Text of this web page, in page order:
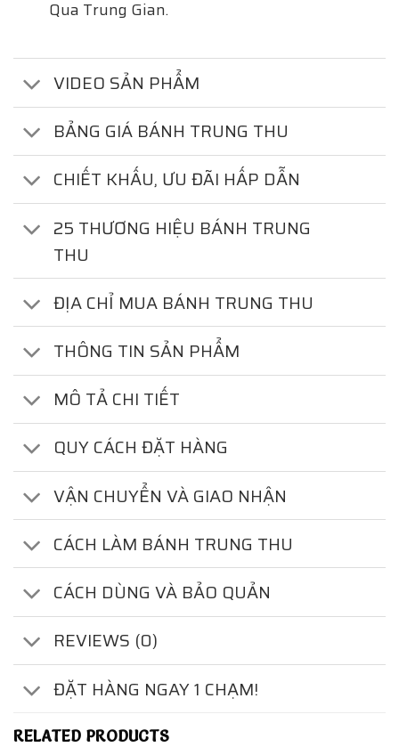
Qua Trung Gian.
VIDEO SẢN PHẨM
BẢNG GIÁ BÁNH TRUNG THU
CHIẾT KHẤU, ƯU ĐÃI HẤP DẪN
25 THƯƠNG HIỆU BÁNH TRUNG
THU
ĐỊA CHỈ MUA BÁNH TRUNG THU
THÔNG TIN SẢN PHẨM
MÔ TẢ CHI TIẾT
QUY CÁCH ĐẶT HÀNG
VẬN CHUYỂN VÀ GIAO NHẬN
CÁCH LÀM BÁNH TRUNG THU
CÁCH DÙNG VÀ BẢO QUẢN
REVIEWS (0)
ĐẶT HÀNG NGAY 1 CHẠM!
RELATED PRODUCTS